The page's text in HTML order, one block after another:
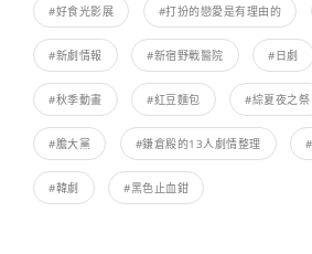
#好食光影展 #打扮的戀愛是有理由的
#新劇情報 #新宿野戰醫院 #日劇
#秋季動畫 #紅豆麵包 #綜夏夜之祭
#膽大黨 #鎌倉殿的13人劇情整理
#韓劇 #黑色止血鉗